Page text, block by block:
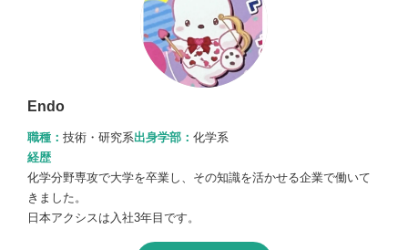
Endo
職種： 技術・研究系出身学部： 化学系
経歴
化学分野専攻で大学を卒業し、その知識を活かせる企業で働いて
きました。
日本アクシスは入社3年目です。